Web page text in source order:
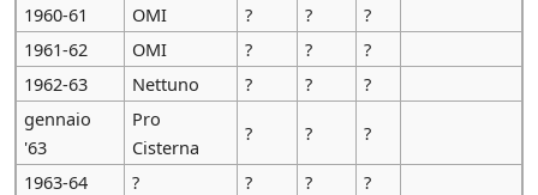
1960-61
OMI ? ?
?
1961-62
OMI ? ?
?
1962-63
Nettuno ? ?
?
gennaio
'63
Pro
Cisterna
? ? ?
1963-64 ? ? ?
?